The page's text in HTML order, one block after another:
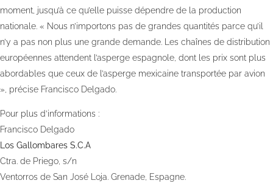
moment, jusqu’à ce qu’elle puisse dépendre de la production
nationale. « Nous n’importons pas de grandes quantités parce qu’il
n’y a pas non plus une grande demande. Les chaînes de distribution
européennes attendent l’asperge espagnole, dont les prix sont plus
abordables que ceux de l’asperge mexicaine transportée par avion
», précise Francisco Delgado.
Pour plus d’informations :
Francisco Delgado
Los Gallombares S.C.A
Ctra. de Priego, s/n
Ventorros de San José Loja. Grenade, Espagne.